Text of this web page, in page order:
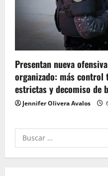
Presentan nueva
organizado: más
estrictas y decomiso de
Jennifer Olivera Avalos
Buscar
por: